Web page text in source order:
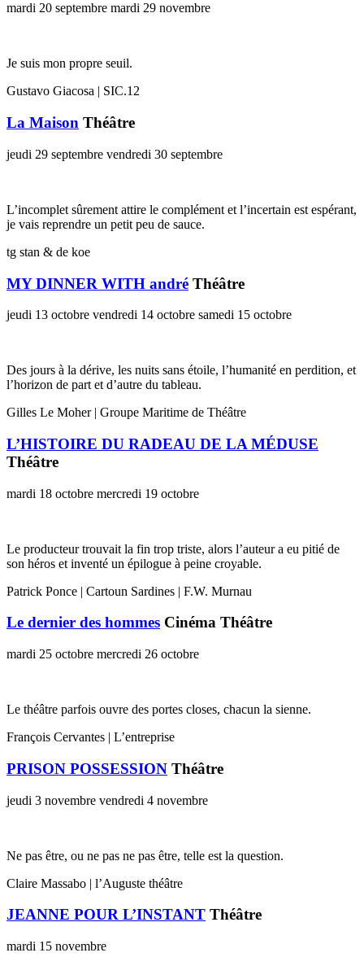
mardi 20 septembre mardi 29 novembre
Je suis mon propre seuil.
Gustavo Giacosa | SIC.12
La Maison Théâtre
jeudi 29 septembre vendredi 30 septembre
L’incomplet sûrement attire le complément et l’incertain est espérant,
je vais reprendre un petit peu de sauce.
tg stan & de koe
MY DINNER WITH andré Théâtre
jeudi 13 octobre vendredi 14 octobre samedi 15 octobre
Des jours à la dérive, les nuits sans étoile, l’humanité en perdition, et
l’horizon de part et d’autre du tableau.
Gilles Le Moher | Groupe Maritime de Théâtre
L’HISTOIRE DU RADEAU DE LA MÉDUSE
Théâtre
mardi 18 octobre mercredi 19 octobre
Le producteur trouvait la fin trop triste, alors l’auteur a eu pitié de
son héros et inventé un épilogue à peine croyable.
Patrick Ponce | Cartoun Sardines | F.W. Murnau
Le dernier des hommes Cinéma Théâtre
mardi 25 octobre mercredi 26 octobre
Le théâtre parfois ouvre des portes closes, chacun la sienne.
François Cervantes | L’entreprise
PRISON POSSESSION Théâtre
jeudi 3 novembre vendredi 4 novembre
Ne pas être, ou ne pas ne pas être, telle est la question.
Claire Massabo | l’Auguste théâtre
JEANNE POUR L’INSTANT Théâtre
mardi 15 novembre